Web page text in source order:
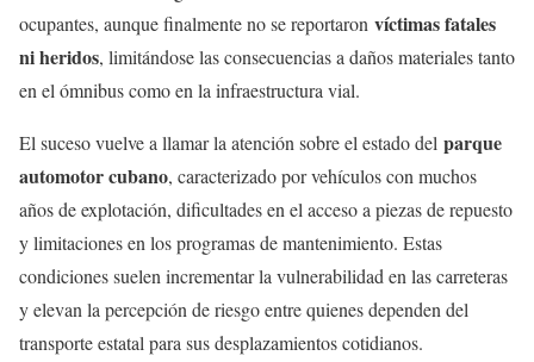
ocupantes, aunque finalmente no se reportaron víctimas fatales
ni heridos, limitándose las consecuencias a daños materiales tanto
en el ómnibus como en la infraestructura vial.
El suceso vuelve a llamar la atención sobre el estado del parque
automotor cubano, caracterizado por vehículos con muchos
años de explotación, dificultades en el acceso a piezas de repuesto
y limitaciones en los programas de mantenimiento. Estas
condiciones suelen incrementar la vulnerabilidad en las carreteras
y elevan la percepción de riesgo entre quienes dependen del
transporte estatal para sus desplazamientos cotidianos.